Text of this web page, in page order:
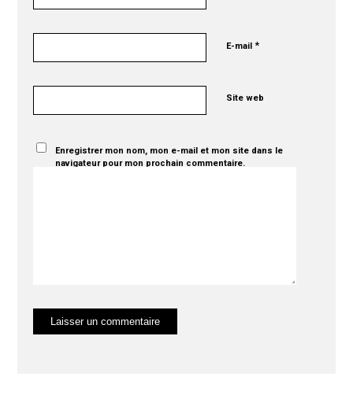
E-mail*
Site web
Enregistrer mon nom, mon e-mail et mon site dans le
navigateur pour mon prochain commentaire.